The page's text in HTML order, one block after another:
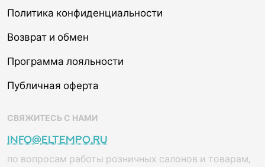
Политика конфиденциальности
Возврат и обмен
Программа лояльности
Публичная оферта
СВЯЖИТЕСЬ С НАМИ
info@eltempo.ru
по вопросам работы розничных салонов и товарам,